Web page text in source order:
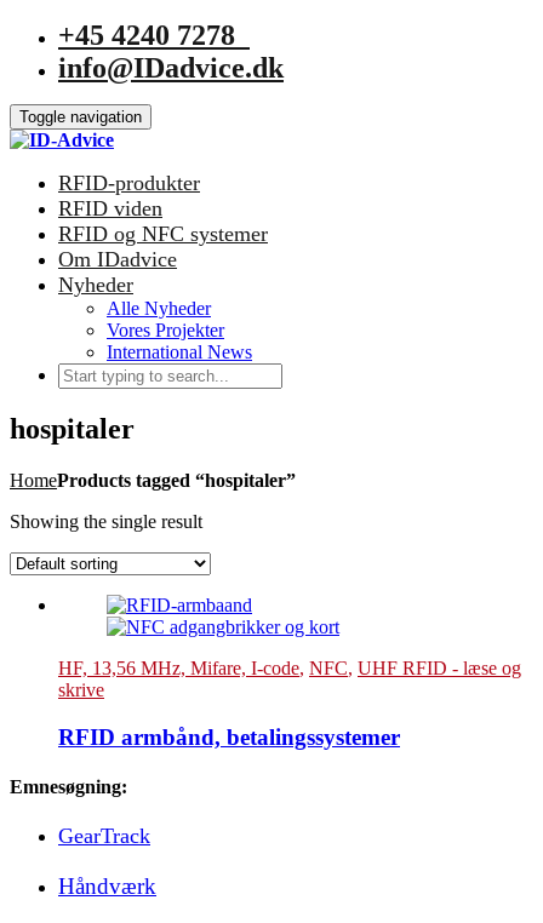
+45 4240 7278
info@IDadvice.dk
Toggle navigation
RFID-produkter
RFID viden
RFID og NFC systemer
Om IDadvice
Nyheder
Alle Nyheder
Vores Projekter
International News
hospitaler
HomeProducts tagged “hospitaler”
Showing the single result
HF, 13,56 MHz, Mifare, I-code, NFC, UHF RFID - læse og
skrive
RFID armbånd, betalingssystemer
Emnesøgning:
GearTrack
Håndværk